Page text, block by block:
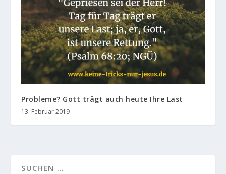
Probleme? Gott trägt auch heute Ihre Last
13. Februar 2019